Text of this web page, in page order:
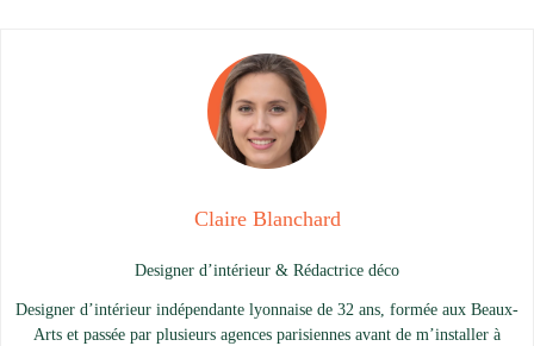
Claire Blanchard
Designer d’intérieur & Rédactrice déco
Designer d’intérieur indépendante lyonnaise de 32 ans, formée aux Beaux-
Arts et passée par plusieurs agences parisiennes avant de m’installer à